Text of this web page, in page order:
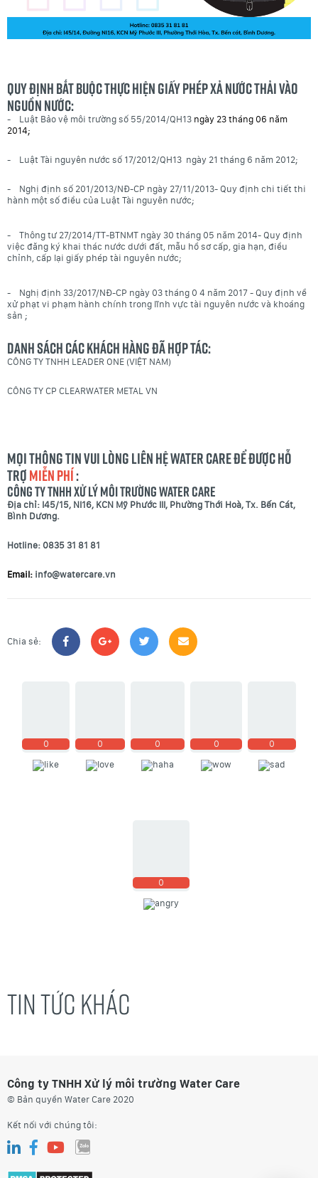
Quy định bắt buộc thực hiện Giấy phép xả nước thải vào
nguồn nước:
- Luật Bảo vệ môi trường số 55/2014/QH13 ngày 23 tháng 06 năm
2014;
- Luật Tài nguyên nước số 17/2012/QH13 ngày 21 tháng 6 năm 2012;
- Nghị định số 201/2013/NĐ-CP ngày 27/11/2013- Quy định chi tiết thi
hành một số điều của Luật Tài nguyên nước;
- Thông tư 27/2014/TT-BTNMT ngày 30 tháng 05 năm 2014- Quy định
việc đăng ký khai thác nước dưới đất, mẫu hồ sơ cấp, gia hạn, điều
chỉnh, cấp lại giấy phép tài nguyên nước;
- Nghị định 33/2017/NĐ-CP ngày 03 tháng 0 4 năm 2017 - Quy định về
xử phạt vi phạm hành chính trong lĩnh vực tài nguyên nước và khoáng
sản ;
Danh sách các khách hàng đã hợp tác:
CÔNG TY TNHH LEADER ONE (VIỆT NAM)
CÔNG TY CP CLEARWATER METAL VN
Mọi thông tin vui lòng liên hệ Water Care để được hỗ
trợMIỄN PHÍ:
CÔNG TY TNHH XỬ LÝ MÔI TRƯỜNG WATER CARE
Địa chỉ: I45/15, NI16, KCN Mỹ Phước III, Phường Thới Hoà, Tx. Bến Cát,
Bình Dương.
Hotline: 0835 31 81 81
Email: info@watercare.vn
Chia sẻ:
0 0 0 0 0
0
TIN TỨC KHÁC
Công ty TNHH Xử lý môi trường Water Care
© Bản quyền Water Care 2020
Kết nối với chúng tôi: